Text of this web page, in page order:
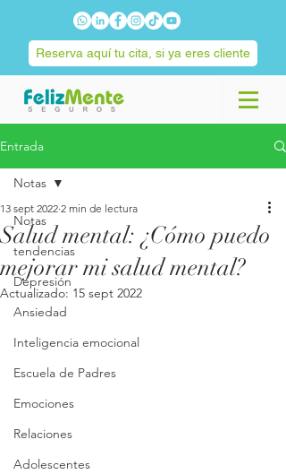
Reserva aquí tu cita, si ya eres cliente
Entrada
Notas
tendencias
Depresión
Ansiedad
Inteligencia emocional
Escuela de Padres
Emociones
Relaciones
Adolescentes
Notas
Salud mental: ¿Cómo puedo
mejorar mi salud mental?
13 sept 2022 2 min de lectura
Actualizado: 15 sept 2022